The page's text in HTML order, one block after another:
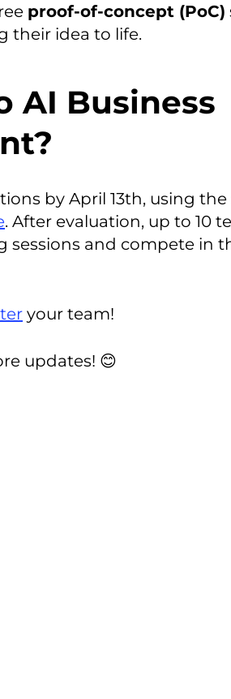
proof-of-concept (PoC)
their idea to life.
AI Business
by April 13th, using
. After evaluation, up to 10
sessions and compete in
your team!
updates! 😊